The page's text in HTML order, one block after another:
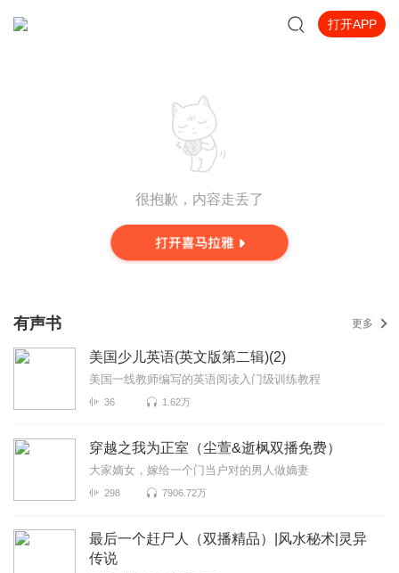
打开APP
很抱歉，内容走丢了
有声书 更多
美国少儿英语(英文版第二辑)(2)
美国一线教师编写的英语阅读入门级训练教程
36 1.62万
穿越之我为正室（尘萱&逝枫双播免费）
大家嫡女，嫁给一个门当户对的男人做嫡妻
298 7906.72万
最后一个赶尸人（双播精品）|风水秘术|灵异
传说